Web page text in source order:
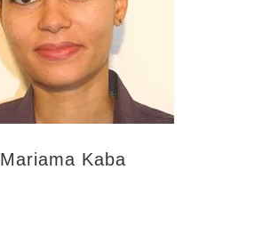
Mariama Kaba